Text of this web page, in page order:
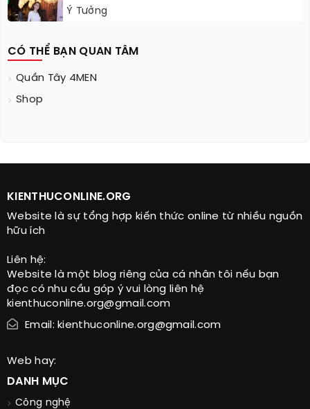
Ý Tưởng
CÓ THỂ BẠN QUAN TÂM
Quần Tây 4MEN
Shop
KIENTHUCONLINE.ORG
Website là sự tổng hợp kiến thức online từ nhiều nguồn
hữu ích
Liên hệ:
Website là một blog riêng của cá nhân tôi nếu bạn
đọc có nhu cầu góp ý vui lòng liên hệ
kienthuconline.org@gmail.com
Email: kienthuconline.org@gmail.com
Web hay:
DANH MỤC
Công nghệ